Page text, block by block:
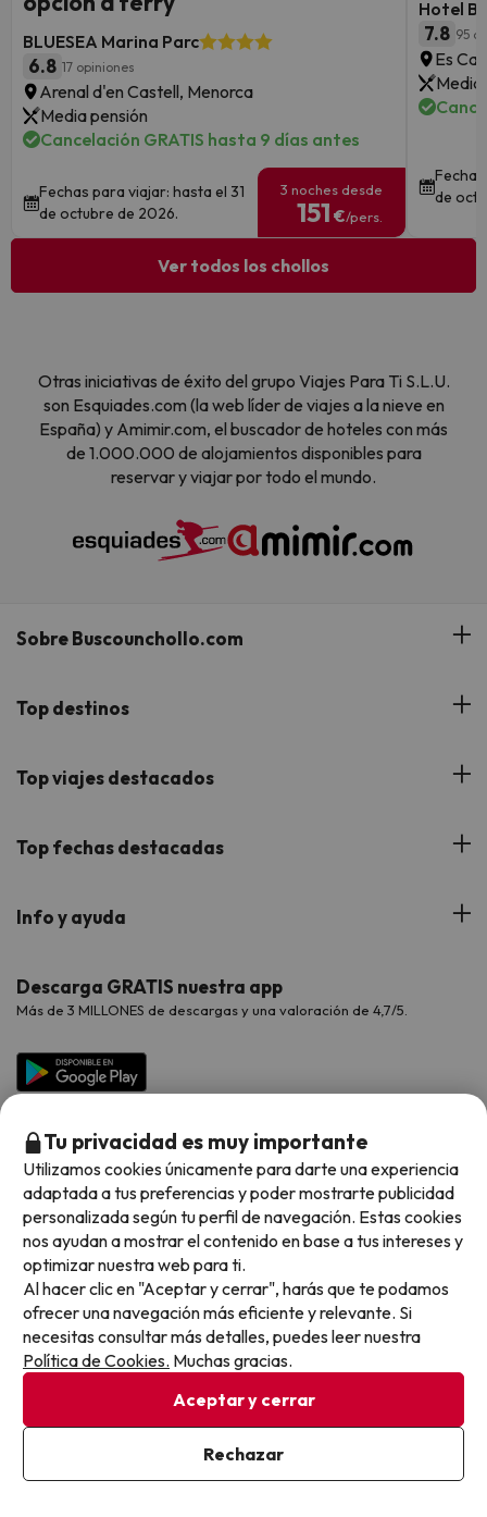
BLUESEA Marina Parc
6.8 17 opiniones
Arenal d'en Castell, Menorca
Media pensión
Cancelación GRATIS hasta 9 días antes
Fechas para viajar: hasta el 31
de octubre de 2026.
3 noches desde
151 €/pers.
Hotel
7.8 95
Es
Media
de
Ver todos los chollos
Otras iniciativas de éxito del grupo Viajes Para Ti S.L.U.
son Esquiades.com (la web líder de viajes a la nieve en
España) y Amimir.com, el buscador de hoteles con más
de 1.000.000 de alojamientos disponibles para
reservar y viajar por todo el mundo.
Sobre Buscounchollo.com
¿Quiénes somos?
Buscounchollo en los medios
Proveedores
Viajes para grupos
Top destinos
Hoteles Andalucía
Hoteles Cataluña
Hoteles Galicia
Hoteles Salou
Top viajes destacados
Viajes con Niños
Viajes de Novios
Chollos con Todo Incluido
Chollos en la playa
Hoteles con toboganes
Selección de la Newsletter
Los favoritos de nuestros clientes
Top fechas destacadas
Verano
Vacaciones en Agosto
Vacaciones en Octubre
Vacaciones en Noviembre
Info y ayuda
Contáctanos
Preguntas frecuentes
Descarga GRATIS nuestra app
Más de 3 MILLONES de descargas y una valoración de 4,7/5.
Métodos de pago disponibles
Condiciones generales
Política de cookies
Viajes para ti S.L.U. Copyright © Buscounchollo.com 2010 -
Tu privacidad es muy importante
Utilizamos cookies únicamente para darte una experiencia
adaptada a tus preferencias y poder mostrarte publicidad
personalizada según tu perfil de navegación. Estas cookies
nos ayudan a mostrar el contenido en base a tus intereses y
optimizar nuestra web para ti.
Al hacer clic en "Aceptar y cerrar", harás que te podamos
ofrecer una navegación más eficiente y relevante. Si
necesitas consultar más detalles, puedes leer nuestra
Política de Cookies. Muchas gracias.
Aceptar y cerrar
Rechazar